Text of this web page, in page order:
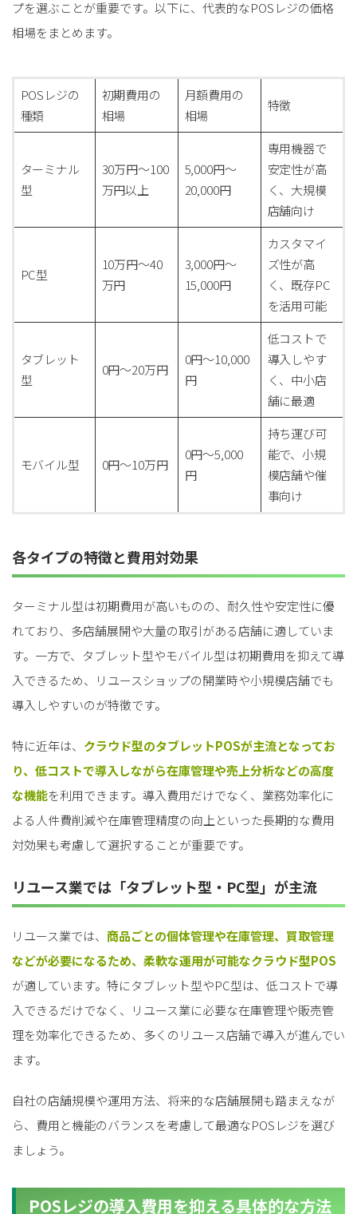
プを選ぶことが重要です。以下に、代表的なPOSレジの価格
相場をまとめます。
POSレジの
種類
初期費用の
相場
月額費用の
相場
特徴
ターミナル
型
30万円～100
万円以上
5,000円～
20,000円
専用機器で
安定性が高
く、大規模
店舗向け
PC型
10万円～40
万円
3,000円～
15,000円
カスタマイ
ズ性が高
く、既存PC
を活用可能
タブレット
型
0円～20万円
0円～10,000
円
低コストで
導入しやす
く、中小店
舗に最適
モバイル型 0円～10万円
0円～5,000
円
持ち運び可
能で、小規
模店舗や催
事向け
各タイプの特徴と費用対効果
ターミナル型は初期費用が高いものの、耐久性や安定性に優
れており、多店舗展開や大量の取引がある店舗に適していま
す。一方で、タブレット型やモバイル型は初期費用を抑えて導
入できるため、リユースショップの開業時や小規模店舗でも
導入しやすいのが特徴です。
特に近年は、 クラウド型のタブレットPOSが主流となってお
り、低コストで導入しながら在庫管理や売上分析などの高度
な機能を利用できます。導入費用だけでなく、業務効率化に
よる人件費削減や在庫管理精度の向上といった長期的な費用
対効果も考慮して選択することが重要です。
リユース業では「タブレット型・PC型」が主流
リユース業では、 商品ごとの個体管理や在庫管理、買取管理
などが必要になるため、柔軟な運用が可能なクラウド型POS
が適しています。特にタブレット型やPC型は、低コストで導
入できるだけでなく、リユース業に必要な在庫管理や販売管
理を効率化できるため、多くのリユース店舗で導入が進んでい
ます。
自社の店舗規模や運用方法、将来的な店舗展開も踏まえなが
ら、費用と機能のバランスを考慮して最適なPOSレジを選び
ましょう。
POSレジの導入費用を抑える具体的な方法